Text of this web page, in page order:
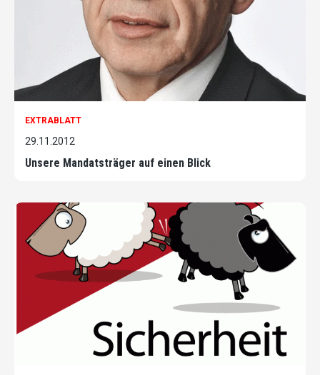
EXTRABLATT
29.11.2012
Unsere Mandatsträger auf einen Blick